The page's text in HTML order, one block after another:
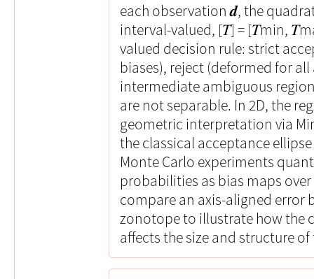
each observation 𝒅, the
interval-valued, [𝑇] = [𝑇min,
valued decision rule: strict
biases), reject (deformed for
intermediate ambiguous
are not separable. In 2D, the
geometric interpretation via
the classical acceptance
Monte Carlo experiments
probabilities as bias maps
compare an axis-aligned error
zonotope to illustrate how the
affects the size and structure